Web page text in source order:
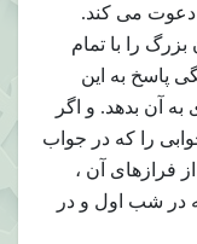
دعوت مى كند.
را با تمام
پاسخ به اين
آن بدهد. و اگر
را كه در جواب
فرازهاى آن ،
در شب اول و در